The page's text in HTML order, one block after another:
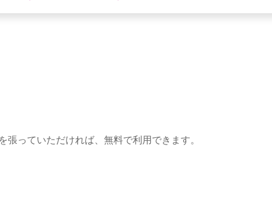
っていただければ、無料で利用できます。